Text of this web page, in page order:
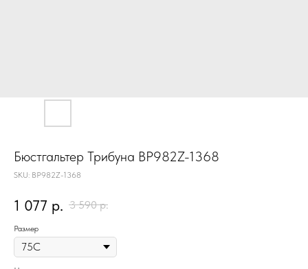
Бюстгальтер Трибуна BP982Z-1368
SKU: BP982Z-1368
1 077 р. 3 590 р.
Размер